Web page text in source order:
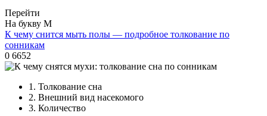
Перейти
На букву М
К чему снится мыть полы — подробное толкование по
сонникам
0 6652
1. Толкование сна
2. Внешний вид насекомого
3. Количество